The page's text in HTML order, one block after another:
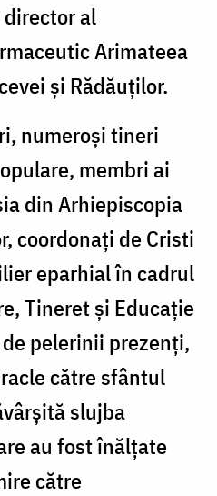
al
Arimateea
și Rădăuților.
numeroși tineri
membri ai
din Arhiepiscopia
coordonați de Cristi
eparhial în cadrul
Tineret și Educație
pelerinii prezenți,
către sfântul
slujba
au fost înălțate
către